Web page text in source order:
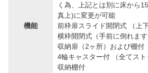
機能
く為、上記とは別に床から
真上)に変更が可能
前枠扉スライド開閉式 （上
横枠開閉式（手前に倒れます
収納扉（2ヶ所）および棚付
4輪キャスター付 （全てスト
収納棚付